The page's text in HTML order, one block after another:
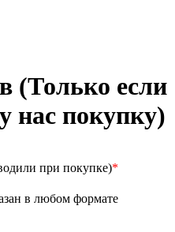
(Только если
нас покупку)
при покупке)*
в любом формате